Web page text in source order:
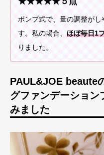
ポンプ式で、量の調整が
す。私の場合、 ほぼ毎日1
りました。
PAUL&JOE beaute
グファンデーション
みました